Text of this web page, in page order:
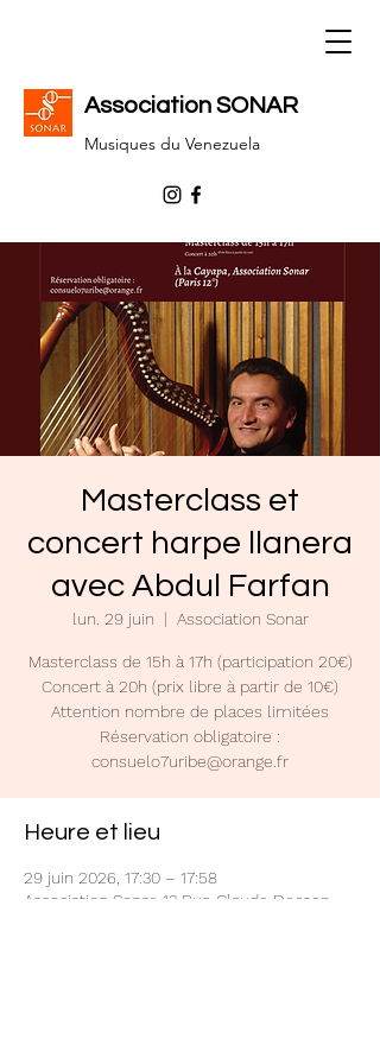
Association SONAR
Musiques du Venezuela
Masterclass et
concert harpe llanera
avec Abdul Farfan
lun. 29 juin
  |
Association Sonar
Masterclass de 15h à 17h (participation 20€)
Concert à 20h (prix libre à partir de 10€)
Attention nombre de places limitées
Réservation obligatoire :
consuelo7uribe@orange.fr
Heure et lieu
29 juin 2026, 17:30 – 17:58
Association Sonar, 13 Rue Claude Decaen,